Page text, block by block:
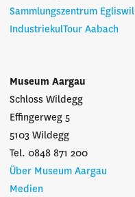
Sammlungszentrum Egliswil
IndustriekulTour Aabach
Museum Aargau
Schloss Wildegg
Effingerweg 5
5103 Wildegg
Tel. 0848 871 200
Über Museum Aargau
Medien